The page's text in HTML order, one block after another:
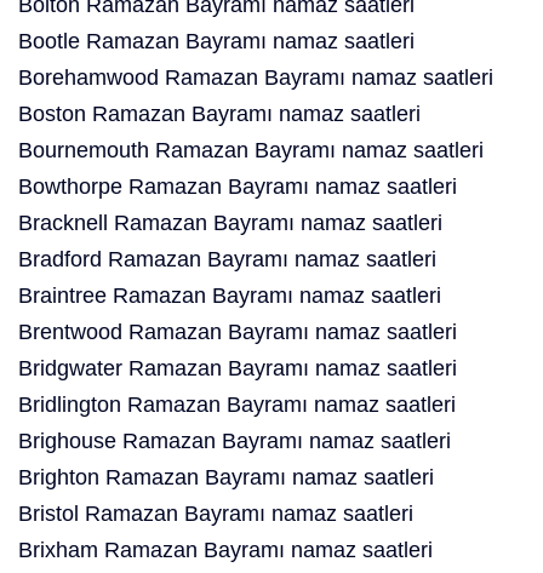
Bolton Ramazan Bayramı namaz saatleri
Bootle Ramazan Bayramı namaz saatleri
Borehamwood Ramazan Bayramı namaz saatleri
Boston Ramazan Bayramı namaz saatleri
Bournemouth Ramazan Bayramı namaz saatleri
Bowthorpe Ramazan Bayramı namaz saatleri
Bracknell Ramazan Bayramı namaz saatleri
Bradford Ramazan Bayramı namaz saatleri
Braintree Ramazan Bayramı namaz saatleri
Brentwood Ramazan Bayramı namaz saatleri
Bridgwater Ramazan Bayramı namaz saatleri
Bridlington Ramazan Bayramı namaz saatleri
Brighouse Ramazan Bayramı namaz saatleri
Brighton Ramazan Bayramı namaz saatleri
Bristol Ramazan Bayramı namaz saatleri
Brixham Ramazan Bayramı namaz saatleri